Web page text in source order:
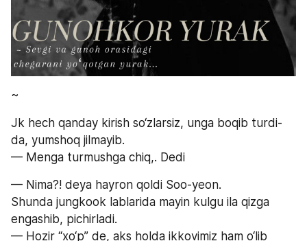
~
Jk hech qanday kirish so‘zlarsiz, unga boqib turdi-
da, yumshoq jilmayib.
— Menga turmushga chiq,. Dedi
— Nima?! deya hayron qoldi Soo-yeon.
Shunda jungkook lablarida mayin kulgu ila qizga
engashib, pichirladi.
— Hozir “xo‘p” de, aks holda ikkovimiz ham o‘lib